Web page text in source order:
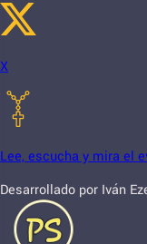
X
Lee, escucha y mira el
Desarrollado por Iván